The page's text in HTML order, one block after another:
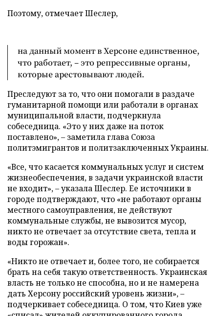
Поэтому, отмечает Шеслер,
на данный момент в Херсоне единственное,
что работает, – это репрессивные органы,
которые арестовывают людей.
Преследуют за то, что они помогали в раздаче
гуманитарной помощи или работали в органах
муниципальной власти, подчеркнула
собеседница. «Это у них даже на поток
поставлено», – заметила глава Союза
политэмигрантов и политзаключенных Украины.
«Все, что касается коммунальных услуг и систем
жизнеобеспечения, в задачи украинской власти
не входит», – указала Шеслер. Ее источники в
городе подтверждают, что «не работают органы
местного самоуправления, не действуют
коммунальные службы, не вывозится мусор,
никто не отвечает за отсутствие света, тепла и
воды горожан».
«Никто не отвечает и, более того, не собирается
брать на себя такую ответственность. Украинская
власть не только не способна, но и не намерена
дать Херсону российский уровень жизни», –
подчеркивает собеседница. О том, что Киев уже